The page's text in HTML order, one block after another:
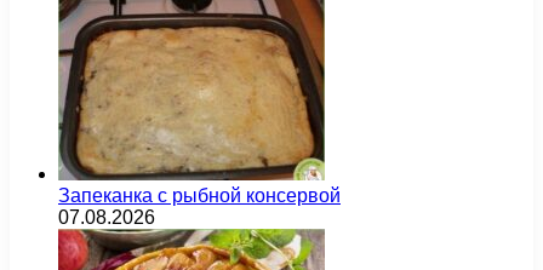
Запеканка с рыбной консервой
07.08.2026